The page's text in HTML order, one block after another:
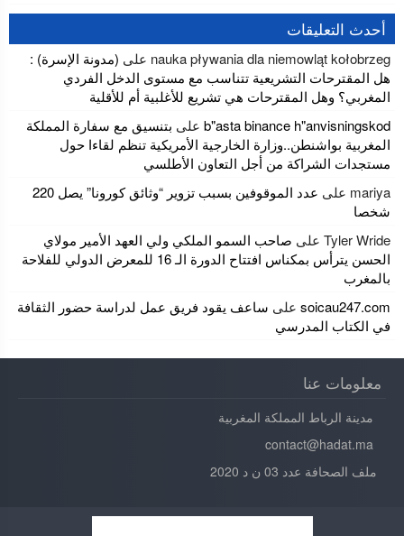
أحدث التعليقات
nauka pływania dla niemowląt kołobrzeg على (مدونة الإسرة) :
هل المقترحات التشريعية تتناسب مع مستوى الدخل الفردي
المغربي؟ وهل المقترحات هي تشريع للأغلبية أم للأقلية
b"asta binance h"anvisningskod على بتنسيق مع سفارة المملكة
المغربية بواشنطن..وزارة الخارجية الأمريكية تنظم لقاءا حول
مستجدات الشراكة من أجل التعاون الأطلسي
mariya على
عدد الموقوفين بسبب تزوير “وثائق كورونا” يصل 220
شخصا
Tyler Wride على صاحب السمو الملكي ولي العهد الأمير مولاي
الحسن يترأس بمكناس افتتاح الدورة الـ 16 للمعرض الدولي للفلاحة
بالمغرب
soicau247.com على ساعف يقود فريق عمل لدراسة حضور الثقافة
في الكتاب المدرسي
معلومات عنا
مدينة الرباط المملكة المغربية
ملف الصحافة عدد 03 ن د 2020